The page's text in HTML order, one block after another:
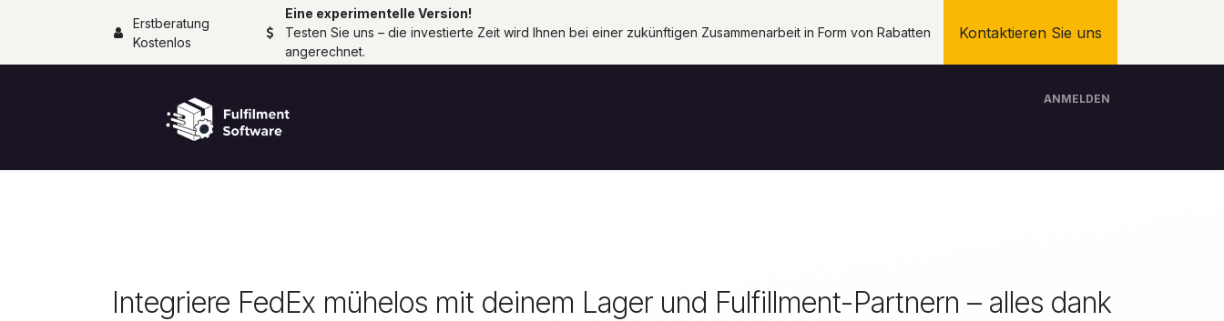
Erstberatung
Kostenlos
Eine experimentelle Version!
Testen Sie uns – die investierte Zeit wird Ihnen bei einer zukünftigen Zusammenarbeit in Form von Rabatten
angerechnet.
Kontaktieren Sie uns
ANMELDEN
Integriere FedEx mühelos mit deinem Lager und Fulfillment-Partnern – alles dank